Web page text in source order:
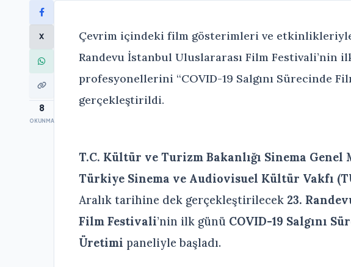
X
8
OKUNMA
Çevrim içindeki film gösterimleri ve
Randevu İstanbul Uluslararası Film Festivali’nin
profesyonellerini “COVID-19 Salgını Sürecinde
gerçekleştirildi.
T.C. Kültür ve Turizm Bakanlığı Sinema Genel
Türkiye Sinema ve Audiovisuel Kültür Vakfı
Aralık tarihine dek gerçekleştirilecek 23.
Film Festivali’nin ilk günü COVID-19 Salgını
Üretimi paneliyle başladı.